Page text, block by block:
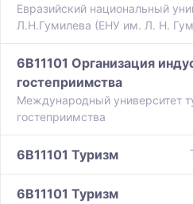
Евразийский национальный
Л.Н.Гумилева (ЕНУ им. Л. Н.
6B11101 Организация
гостеприимства
Международный университет
гостеприимства
6B11101 Туризм
6B11101 Туризм